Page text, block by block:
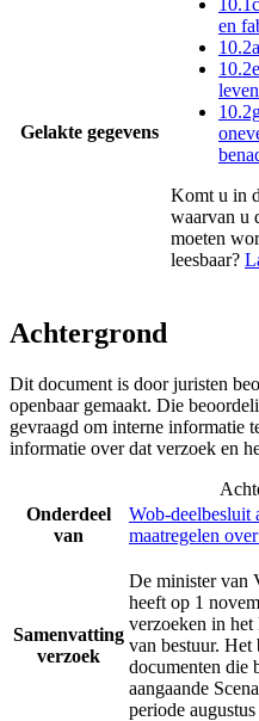
Gelakte gegevens
en
Komt u in
waarvan u
moeten
leesbaar?
Achtergrond
Dit document is door juristen
openbaar gemaakt. Die
gevraagd om interne informatie
informatie over dat verzoek en
Onderdeel
van
Wob-deelbesluit
maatregelen
Samenvatting
verzoek
De minister van
heeft op 1
verzoeken in het
van bestuur. Het
documenten die
aangaande
periode